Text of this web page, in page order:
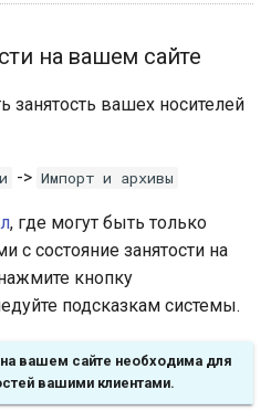
на вашем сайте
занятость вашех носителей
-> Импорт и архивы
, где могут быть только
состояние занятости на
кнопку
подсказкам системы.
на вашем сайте необходима для
вашими клиентами.